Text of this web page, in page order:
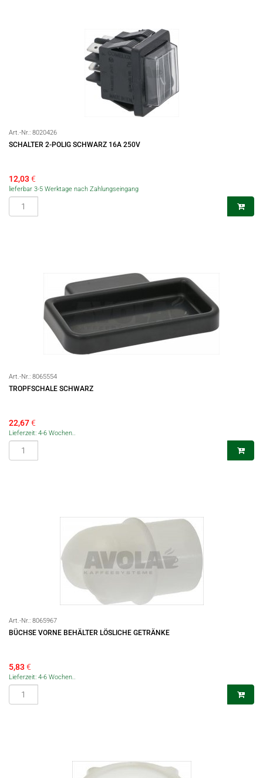
Art.-Nr.: 8020426
SCHALTER 2-POLIG SCHWARZ 16A 250V
12,03€
lieferbar 3-5 Werktage nach Zahlungseingang
Art.-Nr.: 8065554
TROPFSCHALE SCHWARZ
22,67€
Lieferzeit: 4-6 Wochen..
Art.-Nr.: 8065967
BÜCHSE VORNE BEHÄLTER LÖSLICHE GETRÄNKE
5,83€
Lieferzeit: 4-6 Wochen..